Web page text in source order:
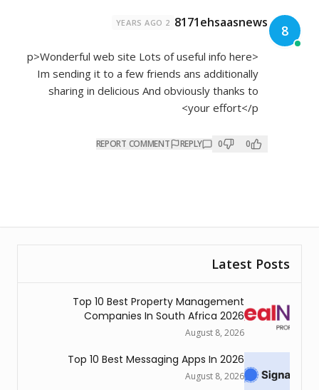
8
8171ehsaasnews
2 YEARS AGO
<p>Wonderful web site Lots of useful info here
Im sending it to a few friends ans additionally
sharing in delicious And obviously thanks to
your effort</p>
0
0
REPLY
REPORT COMMENT
Latest Posts
Top 10 Best Property Management
Companies In South Africa 2026
August 8, 2026
Top 10 Best Messaging Apps In 2026
August 8, 2026